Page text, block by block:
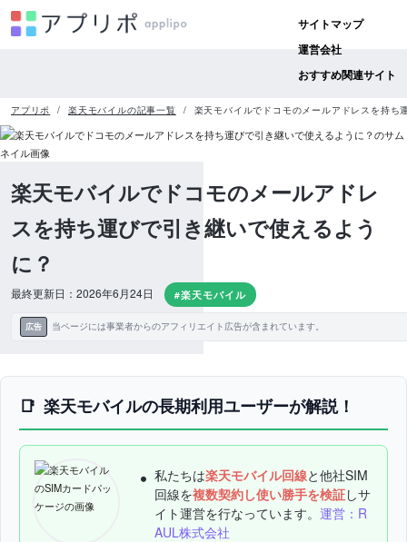
サイトマップ
運営会社
おすすめ関連サイト
アプリポ 楽天モバイルの記事一覧 楽天モバイルでドコモのメールアドレスを持ち
楽天モバイルでドコモのメールアドレ
スを持ち運びで引き継いで使えるよう
に？
最終更新日：2026年6月24日 #楽天モバイル
広告 当ページには事業者からのアフィリエイト広告が含まれています。
楽天モバイルの長期利用ユーザーが解説！
私たちは楽天モバイル回線と他社SIM
回線を複数契約し使い勝手を検証しサ
イト運営を行なっています。 運営：R
AUL株式会社